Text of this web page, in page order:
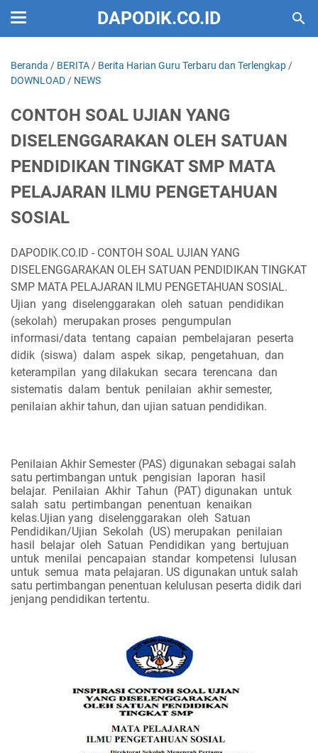
DAPODIK.CO.ID
Beranda / BERITA / Berita Harian Guru Terbaru dan Terlengkap /
DOWNLOAD / NEWS
CONTOH SOAL UJIAN YANG
DISELENGGARAKAN OLEH SATUAN
PENDIDIKAN TINGKAT SMP MATA
PELAJARAN ILMU PENGETAHUAN
SOSIAL
DAPODIK.CO.ID - CONTOH SOAL UJIAN YANG
DISELENGGARAKAN OLEH SATUAN PENDIDIKAN TINGKAT
SMP MATA PELAJARAN ILMU PENGETAHUAN SOSIAL.
Ujian yang diselenggarakan oleh satuan pendidikan
(sekolah) merupakan proses pengumpulan
informasi/data tentang capaian pembelajaran peserta
didik (siswa) dalam aspek sikap, pengetahuan, dan
keterampilan yang dilakukan secara terencana dan
sistematis dalam bentuk penilaian akhir semester,
penilaian akhir tahun, dan ujian satuan pendidikan.
Penilaian Akhir Semester (PAS) digunakan sebagai salah
satu pertimbangan untuk pengisian laporan hasil
belajar. Penilaian Akhir Tahun (PAT) digunakan untuk
salah satu pertimbangan penentuan kenaikan
kelas.Ujian yang diselenggarakan oleh Satuan
Pendidikan/Ujian Sekolah (US) merupakan penilaian
hasil belajar oleh Satuan Pendidikan yang bertujuan
untuk menilai pencapaian standar kompetensi lulusan
untuk semua mata pelajaran. US digunakan untuk salah
satu pertimbangan penentuan kelulusan peserta didik dari
jenjang pendidikan tertentu.